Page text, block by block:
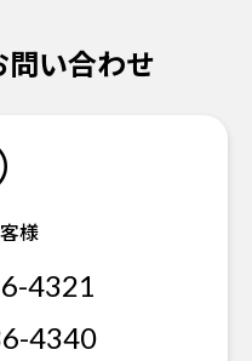
問い合わせ
様
4321
4340